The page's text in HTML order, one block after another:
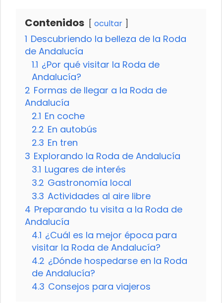
Contenidos ocultar
1 Descubriendo la belleza de la Roda
de Andalucía
1.1 ¿Por qué visitar la Roda de
Andalucía?
2 Formas de llegar a la Roda de
Andalucía
2.1 En coche
2.2 En autobús
2.3 En tren
3 Explorando la Roda de Andalucía
3.1 Lugares de interés
3.2 Gastronomía local
3.3 Actividades al aire libre
4 Preparando tu visita a la Roda de
Andalucía
4.1 ¿Cuál es la mejor época para
visitar la Roda de Andalucía?
4.2 ¿Dónde hospedarse en la Roda
de Andalucía?
4.3 Consejos para viajeros